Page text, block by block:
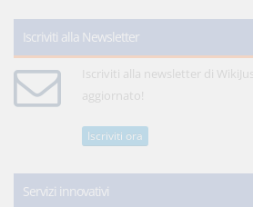
Iscriviti alla Newsletter
Iscriviti alla newsletter di
aggiornato!
Iscriviti ora
Servizi innovativi